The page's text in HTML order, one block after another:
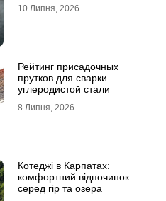
10 Липня, 2026
Рейтинг присадочных
прутков для сварки
углеродистой стали
8 Липня, 2026
Котеджі в Карпатах:
комфортний відпочинок
серед гір та озера